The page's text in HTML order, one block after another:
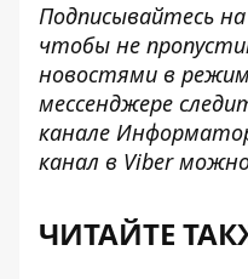
Подписывайтесь
чтобы не
новостями в
мессенджере
канале
канал в Viber
ЧИТАЙТЕ